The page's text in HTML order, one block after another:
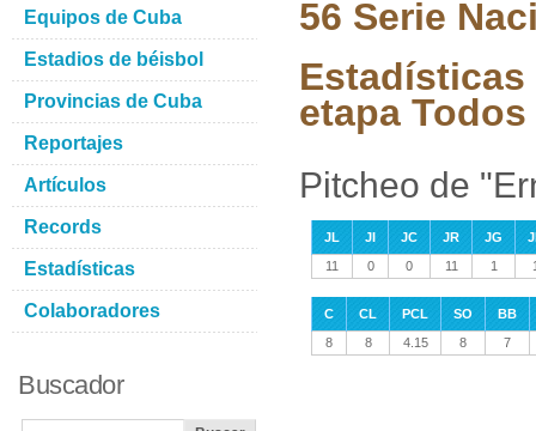
56 Serie
etapa
Pitcheo de
JL JI JC JR JG
11
0 0 11 1
C CL PCL SO
BB
8
8 4.15 8 7
Equipos de Cuba
Estadios de béisbol
Provincias de Cuba
Reportajes
Artículos
Records
Estadísticas
Colaboradores
Buscador